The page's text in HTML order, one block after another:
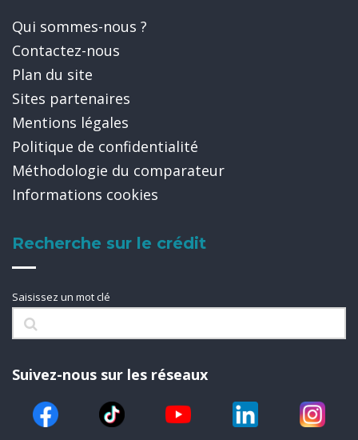
Qui sommes-nous ?
Contactez-nous
Plan du site
Sites partenaires
Mentions légales
Politique de confidentialité
Méthodologie du comparateur
Informations cookies
Recherche sur le crédit
Saisissez un mot clé
Suivez-nous sur les réseaux